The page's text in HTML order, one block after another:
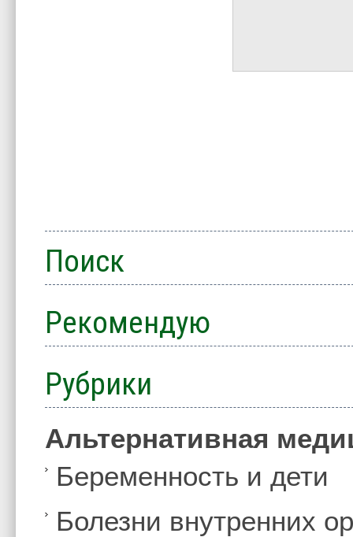
Поиск
Рекомендую
Рубрики
Альтернативная
Беременность и дети
Болезни внутренних